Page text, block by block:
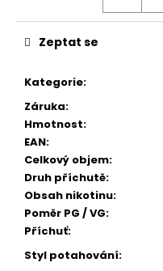
Kategorie:
Záruka:
Hmotnost:
EAN:
Celkový objem:
Druh příchutě:
Obsah nikotinu:
Poměr PG / VG:
Příchuť:
Styl potahování:
Zeptat se
r
u
e
m
e
DEKANG
USA
MIX
10ML